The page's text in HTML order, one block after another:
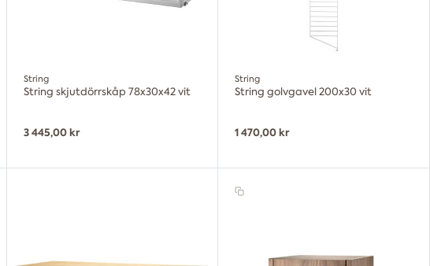
String
String skjutdörrskåp 78x30x42 vit
3 445,00 kr
String
String golvgavel 200x30 vit
1 470,00 kr